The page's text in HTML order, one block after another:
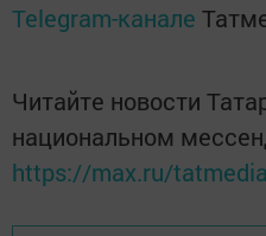
Telegram-канале
Читайте новости
национальном
https://max.ru/tatmedia